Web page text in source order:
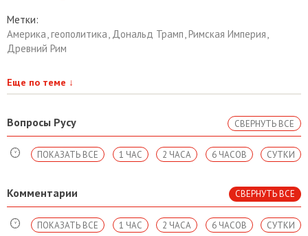
Метки:
Америка,геополитика, Дональд Трамп,Римская Империя,
Древний Рим
Еще по теме ↓
Вопросы Русу СВЕРНУТЬ ВСЕ
СУТКИ
6 ЧАСОВ
2 ЧАСА
1 ЧАС
ПОКАЗАТЬ ВСЕ
Комментарии СВЕРНУТЬ ВСЕ
СУТКИ
6 ЧАСОВ
2 ЧАСА
1 ЧАС
ПОКАЗАТЬ ВСЕ